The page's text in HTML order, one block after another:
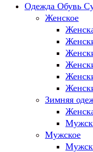
Одежда Обувь
Женское
Зимняя
Мужское